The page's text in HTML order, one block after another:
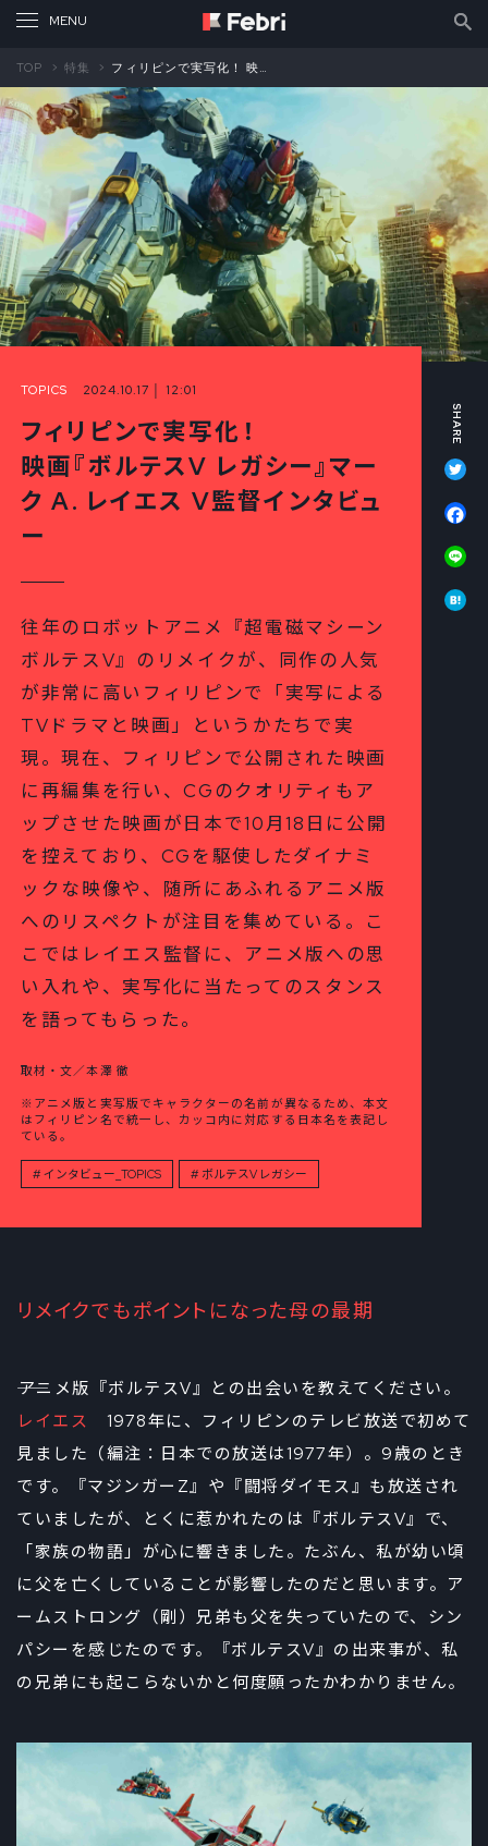
TOP 特集 フィリピンで実写化！ 映画『ボルテスV レガシー』マーク A. レイエス V監督インタビュー
TOPICS 2024.10.17 │ 12:01
フィリピンで実写化！
映画『ボルテスV レガシー』マー
ク A. レイエス V監督インタビュ
ー
往年のロボットアニメ『超電磁マシーン
ボルテスV』のリメイクが、同作の人気
が非常に高いフィリピンで「実写による
TVドラマと映画」というかたちで実
現。現在、フィリピンで公開された映画
に再編集を行い、CGのクオリティもア
ップさせた映画が日本で10月18日に公開
を控えており、CGを駆使したダイナミ
ックな映像や、随所にあふれるアニメ版
へのリスペクトが注目を集めている。こ
こではレイエス監督に、アニメ版への思
い入れや、実写化に当たってのスタンス
を語ってもらった。
取材・文／本澤 徹
※アニメ版と実写版でキャラクターの名前が異なるため、本文
はフィリピン名で統一し、カッコ内に対応する日本名を表記し
ている。
インタビュー_TOPICS ボルテスV レガシー
リメイクでもポイントになった母の最期
――アニメ版『ボルテスV』との出会いを教えてください。
レイエス 1978年に、フィリピンのテレビ放送で初めて
見ました（編注：日本での放送は1977年）。9歳のとき
です。『マジンガーZ』や『闘将ダイモス』も放送され
ていましたが、とくに惹かれたのは『ボルテスV』で、
「家族の物語」が心に響きました。たぶん、私が幼い頃
に父を亡くしていることが影響したのだと思います。ア
ームストロング（剛）兄弟も父を失っていたので、シン
パシーを感じたのです。『ボルテスV』の出来事が、私
の兄弟にも起こらないかと何度願ったかわかりません。